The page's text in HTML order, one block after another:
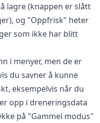
lagre (knappen er slått
og "Oppfrisk" heter
som ikke har blitt
i menyer, men de er
du savner å kunne
eksempelvis når du
opp i dreneringsdata
på "Gammel modus"